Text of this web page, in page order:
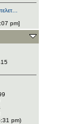
pm]
pm)